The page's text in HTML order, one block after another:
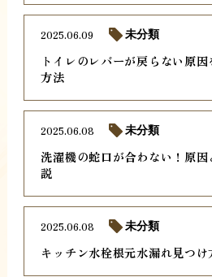
トイレのレバーが戻らない原
方法
2025.06.09 未分類
洗濯機の蛇口が合わない！原
説
2025.06.08 未分類
キッチン水栓根元水漏れ見つ
2025.06.08 未分類